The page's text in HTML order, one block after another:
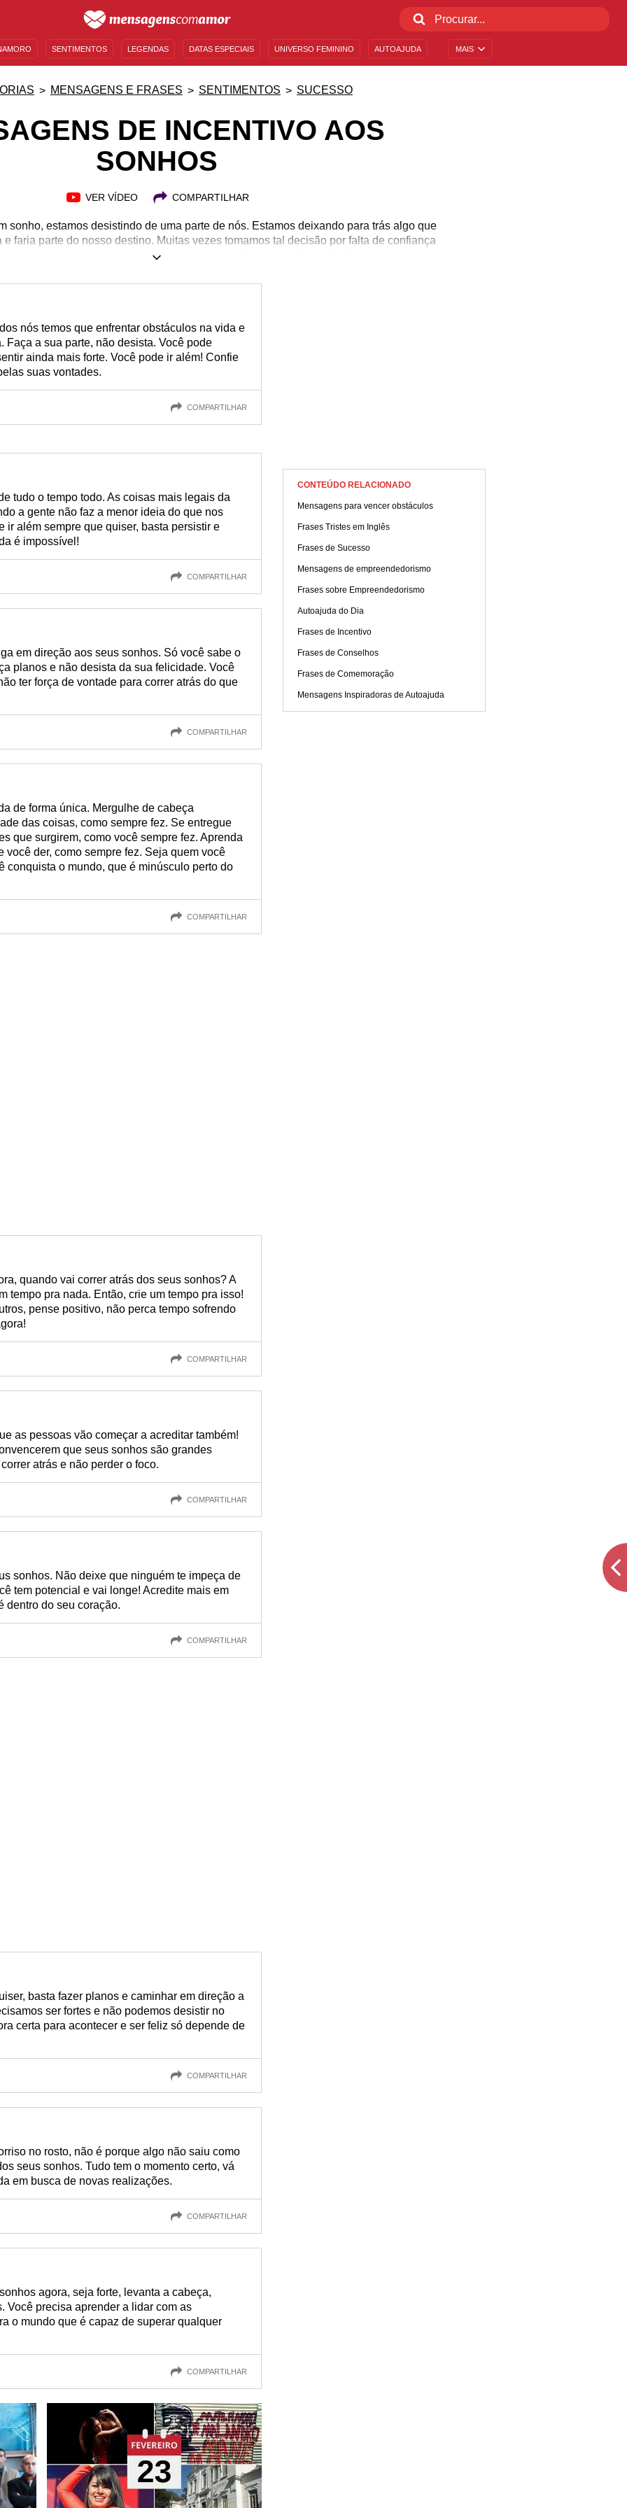
MAIS
SENTIMENTOS LEGENDAS DATAS ESPECIAIS UNIVERSO FEMININO AUTOAJUDA
MENSAGENS E FRASES SENTIMENTOS SUCESSO
DE INCENTIVO AOS
SONHOS
VER VÍDEO COMPARTILHAR
sonho, estamos desistindo de uma parte de nós. Estamos deixando para trás algo que
faria parte do nosso destino. Muitas vezes tomamos tal decisão por falta de confiança
de apoio, mas seja o seu próprio incentivo e verá que tudo é possível!
nós temos que enfrentar obstáculos na vida e
Faça a sua parte, não desista. Você pode
ainda mais forte. Você pode ir além! Confie
suas vontades.
COMPARTILHAR
tudo o tempo todo. As coisas mais legais da
a gente não faz a menor ideia do que nos
ir além sempre que quiser, basta persistir e
é impossível!
COMPARTILHAR
em direção aos seus sonhos. Só você sabe o
planos e não desista da sua felicidade. Você
ter força de vontade para correr atrás do que
COMPARTILHAR
de forma única. Mergulhe de cabeça
das coisas, como sempre fez. Se entregue
que surgirem, como você sempre fez. Aprenda
você der, como sempre fez. Seja quem você
conquista o mundo, que é minúsculo perto do
COMPARTILHAR
quando vai correr atrás dos seus sonhos? A
tempo pra nada. Então, crie um tempo pra isso!
pense positivo, não perca tempo sofrendo
COMPARTILHAR
as pessoas vão começar a acreditar também!
que seus sonhos são grandes
atrás e não perder o foco.
COMPARTILHAR
sonhos. Não deixe que ninguém te impeça de
tem potencial e vai longe! Acredite mais em
dentro do seu coração.
COMPARTILHAR
basta fazer planos e caminhar em direção a
ser fortes e não podemos desistir no
certa para acontecer e ser feliz só depende de
COMPARTILHAR
no rosto, não é porque algo não saiu como
seus sonhos. Tudo tem o momento certo, vá
em busca de novas realizações.
COMPARTILHAR
agora, seja forte, levanta a cabeça,
Você precisa aprender a lidar com as
o mundo que é capaz de superar qualquer
COMPARTILHAR
CONTEÚDO RELACIONADO
Mensagens para vencer obstáculos
Frases Tristes em Inglês
Frases de Sucesso
Mensagens de empreendedorismo
Frases sobre Empreendedorismo
Autoajuda do Dia
Frases de Incentivo
Frases de Conselhos
Frases de Comemoração
Mensagens Inspiradoras de Autoajuda